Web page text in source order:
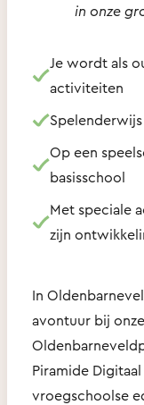
in onze
Je wordt als
activiteiten
Op een
basisschool
Met speciale
zijn
In
avontuur bij
Piramide
vroegschoolse